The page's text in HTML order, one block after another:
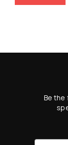
Be the